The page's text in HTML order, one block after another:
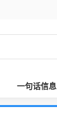
一句话信息